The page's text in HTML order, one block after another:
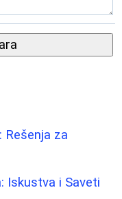
za
Iskustva i Saveti